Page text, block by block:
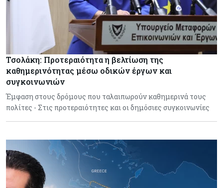
Τσολάκη: Προτεραιότητα η βελτίωση της
καθημερινότητας μέσω οδικών έργων και
συγκοινωνιών
Έμφαση στους δρόμους που ταλαιπωρούν καθημερινά τους
πολίτες - Στις προτεραιότητες και οι δημόσιες συγκοινωνίες